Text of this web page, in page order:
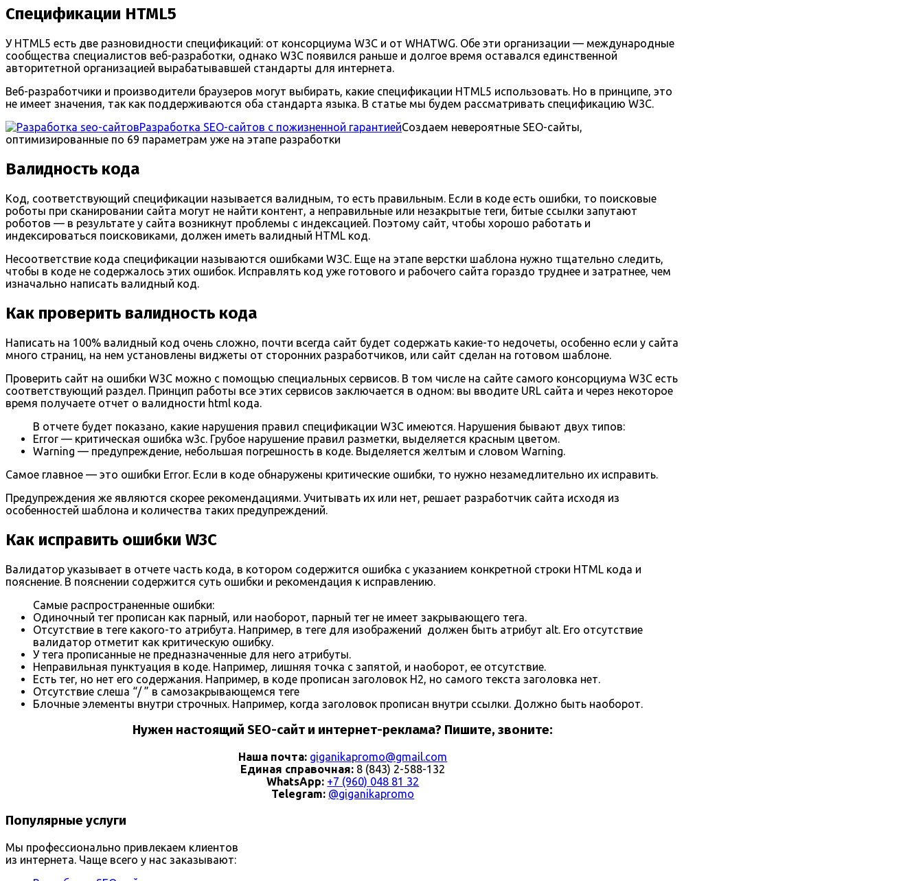
Спецификации HTML5
У HTML5 есть две разновидности спецификаций: от консорциума W3C и от WHATWG. Обе эти организации — международные
сообщества специалистов веб-разработки, однако W3C появился раньше и долгое время оставался единственной
авторитетной организацией вырабатывавшей стандарты для интернета.
Веб-разработчики и производители браузеров могут выбирать, какие спецификации HTML5 использовать. Но в принципе, это
не имеет значения, так как поддерживаются оба стандарта языка. В статье мы будем рассматривать спецификацию W3C.
Разработка SEO-сайтов с пожизненной гарантиейСоздаем невероятные SEO-сайты,
оптимизированные по 69 параметрам уже на этапе разработки
Валидность кода
Код, соответствующий спецификации называется валидным, то есть правильным. Если в коде есть ошибки, то поисковые
роботы при сканировании сайта могут не найти контент, а неправильные или незакрытые теги, битые ссылки запутают
роботов — в результате у сайта возникнут проблемы с индексацией. Поэтому сайт, чтобы хорошо работать и
индексироваться поисковиками, должен иметь валидный HTML код.
Несоответствие кода спецификации называются ошибками W3C. Еще на этапе верстки шаблона нужно тщательно следить,
чтобы в коде не содержалось этих ошибок. Исправлять код уже готового и рабочего сайта гораздо труднее и затратнее, чем
изначально написать валидный код.
Как проверить валидность кода
Написать на 100% валидный код очень сложно, почти всегда сайт будет содержать какие-то недочеты, особенно если у сайта
много страниц, на нем установлены виджеты от сторонних разработчиков, или сайт сделан на готовом шаблоне.
Проверить сайт на ошибки W3C можно с помощью специальных сервисов. В том числе на сайте самого консорциума W3C есть
соответствующий раздел. Принцип работы все этих сервисов заключается в одном: вы вводите URL сайта и через некоторое
время получаете отчет о валидности html кода.
В отчете будет показано, какие нарушения правил спецификации W3C имеются. Нарушения бывают двух типов:
Error — критическая ошибка w3c. Грубое нарушение правил разметки, выделяется красным цветом.
Warning — предупреждение, небольшая погрешность в коде. Выделяется желтым и словом Warning.
Самое главное — это ошибки Error. Если в коде обнаружены критические ошибки, то нужно незамедлительно их исправить.
Предупреждения же являются скорее рекомендациями. Учитывать их или нет, решает разработчик сайта исходя из
особенностей шаблона и количества таких предупреждений.
Как исправить ошибки W3C
Валидатор указывает в отчете часть кода, в котором содержится ошибка с указанием конкретной строки HTML кода и
пояснение. В пояснении содержится суть ошибки и рекомендация к исправлению.
Самые распространенные ошибки:
Одиночный тег прописан как парный, или наоборот, парный тег не имеет закрывающего тега.
Отсутствие в теге какого-то атрибута. Например, в теге для изображений должен быть атрибут alt. Его отсутствие
валидатор отметит как критическую ошибку.
У тега прописанные не предназначенные для него атрибуты.
Неправильная пунктуация в коде. Например, лишняя точка с запятой, и наоборот, ее отсутствие.
Есть тег, но нет его содержания. Например, в коде прописан заголовок H2, но самого текста заголовка нет.
Отсутствие слеша “/ ” в самозакрывающемся теге
Блочные элементы внутри строчных. Например, когда заголовок прописан внутри ссылки. Должно быть наоборот.
Нужен настоящий SEO-сайт и интернет-реклама? Пишите, звоните:
Наша почта: giganikapromo@gmail.com
Единая справочная: 8 (843) 2-588-132
WhatsApp: +7 (960) 048 81 32
Telegram: @giganikapromo
Популярные услуги
Мы профессионально привлекаем клиентов
из интернета. Чаще всего у нас заказывают: